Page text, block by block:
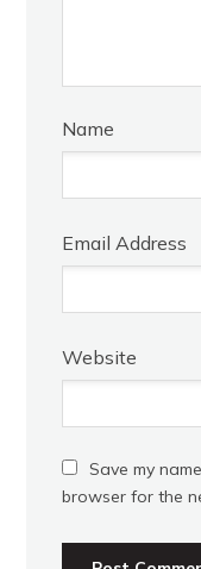
Name
Email Address
Website
Save my
browser for the